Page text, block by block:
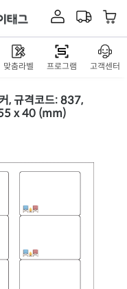
맞춤라벨 프로그램 고객센터
, 규격코드: 837,
x 40 (mm)